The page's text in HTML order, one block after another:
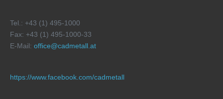
Tel.: +43 (1) 495-1000
Fax: +43 (1) 495-1000-33
E-Mail: office@cadmetall.at
https://www.facebook.com/cadmetall